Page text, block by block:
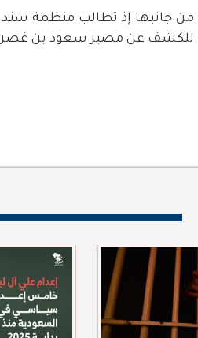
من جانبها إذ تطالب منظمة
للكشف عن مصير سعود بن غصن،